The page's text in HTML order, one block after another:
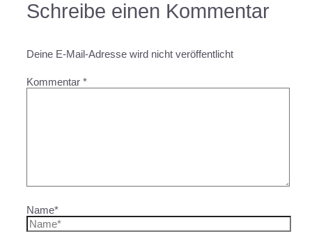
Schreibe einen Kommentar
Deine E-Mail-Adresse wird nicht veröffentlicht
Kommentar *
Name*